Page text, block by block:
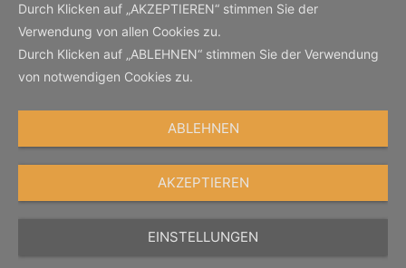
Durch Klicken auf „AKZEPTIEREN“ stimmen Sie der
Verwendung von allen Cookies zu.
Durch Klicken auf „ABLEHNEN“ stimmen Sie der Verwendung
von notwendigen Cookies zu.
ABLEHNEN
AKZEPTIEREN
EINSTELLUNGEN